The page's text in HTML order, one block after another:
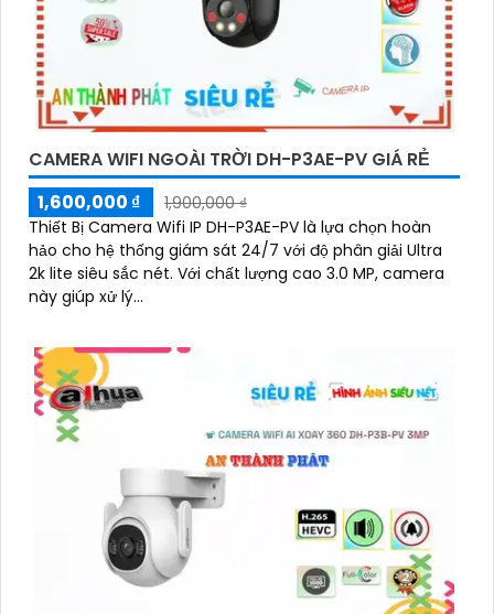
CAMERA WIFI NGOÀI TRỜI DH-P3AE-PV GIÁ RẺ
1,600,000 ₫
1,900,000 ₫
Thiết Bị Camera Wifi IP DH-P3AE-PV là lựa chọn hoàn
hảo cho hệ thống giám sát 24/7 với độ phân giải Ultra
2k lite siêu sắc nét. Với chất lượng cao 3.0 MP, camera
này giúp xử lý...